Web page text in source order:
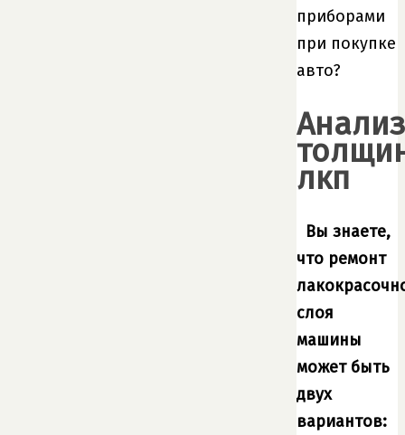
приборами
при покупке
авто?
Анализ
лкп
Вы знаете,
что ремонт
слоя
машины
может быть
двух
вариантов: